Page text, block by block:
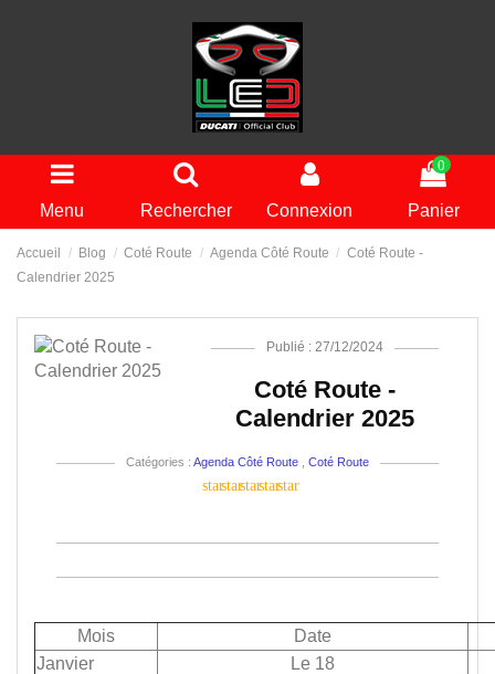
Menu Rechercher Connexion
0
Panier
Accueil Blog Coté Route Agenda Côté Route
Coté Route -
Calendrier 2025
Publié : 27/12/2024
Coté Route -
Calendrier 2025
Catégories : Agenda Côté Route Coté Route
starstarstarstarstar
Mois
Date
Janvier
Le 18